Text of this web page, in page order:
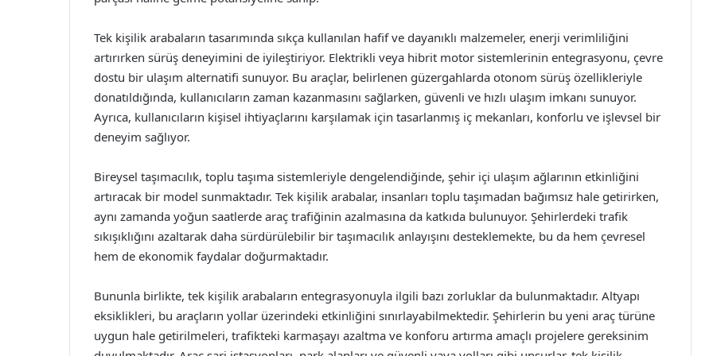
Tek kişilik arabaların tasarımında sıkça kullanılan hafif ve dayanıklı malzemeler, enerji verimliliğini
artırırken sürüş deneyimini de iyileştiriyor. Elektrikli veya hibrit motor sistemlerinin entegrasyonu, çevre
dostu bir ulaşım alternatifi sunuyor. Bu araçlar, belirlenen güzergahlarda otonom sürüş özellikleriyle
donatıldığında, kullanıcıların zaman kazanmasını sağlarken, güvenli ve hızlı ulaşım imkanı sunuyor.
Ayrıca, kullanıcıların kişisel ihtiyaçlarını karşılamak için tasarlanmış iç mekanları, konforlu ve işlevsel bir
deneyim sağlıyor.
Bireysel taşımacılık, toplu taşıma sistemleriyle dengelendiğinde, şehir içi ulaşım ağlarının etkinliğini
artıracak bir model sunmaktadır. Tek kişilik arabalar, insanları toplu taşımadan bağımsız hale getirirken,
aynı zamanda yoğun saatlerde araç trafiğinin azalmasına da katkıda bulunuyor. Şehirlerdeki trafik
sıkışıklığını azaltarak daha sürdürülebilir bir taşımacılık anlayışını desteklemekte, bu da hem çevresel
hem de ekonomik faydalar doğurmaktadır.
Bununla birlikte, tek kişilik arabaların entegrasyonuyla ilgili bazı zorluklar da bulunmaktadır. Altyapı
eksiklikleri, bu araçların yollar üzerindeki etkinliğini sınırlayabilmektedir. Şehirlerin bu yeni araç türüne
uygun hale getirilmeleri, trafikteki karmaşayı azaltma ve konforu artırma amaçlı projelere gereksinim